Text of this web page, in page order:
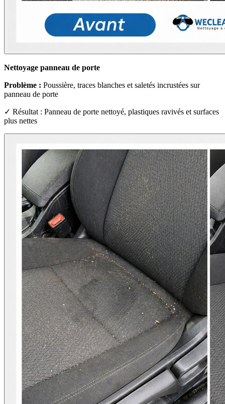
Nettoyage panneau de porte
Problème : Poussière, traces blanches et saletés incrustées sur
panneau de porte
✓ Résultat : Panneau de porte nettoyé, plastiques ravivés et surfaces
plus nettes